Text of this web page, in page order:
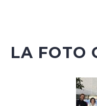
LA FOTO